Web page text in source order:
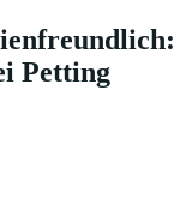
Petting